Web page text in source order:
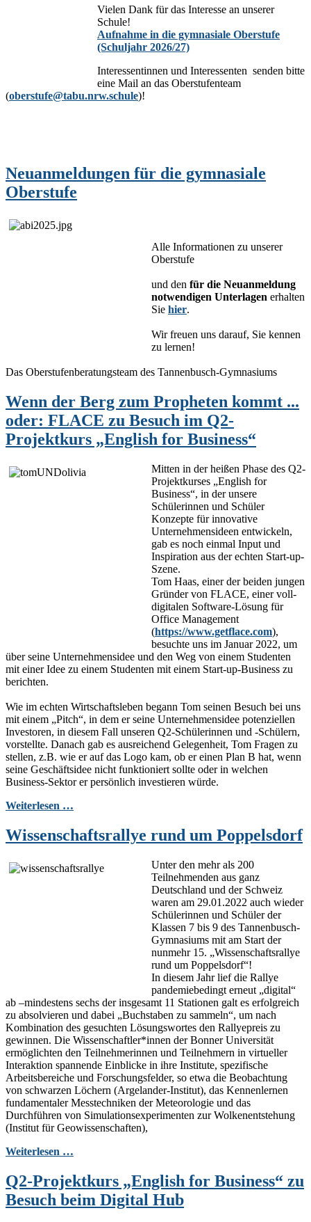
Vielen Dank für das Interesse an unserer
Schule!
Aufnahme in die gymnasiale Oberstufe
(Schuljahr 2026/27)
Interessentinnen und Interessenten senden bitte
eine Mail an das Oberstufenteam
(oberstufe@tabu.nrw.schule)!
Neuanmeldungen für die gymnasiale
Oberstufe
Alle Informationen zu unserer
Oberstufe
und den für die Neuanmeldung
notwendigen Unterlagen erhalten
Sie hier.
Wir freuen uns darauf, Sie kennen
zu lernen!
Das Oberstufenberatungsteam des Tannenbusch-Gymnasiums
Wenn der Berg zum Propheten kommt ...
oder: FLACE zu Besuch im Q2-
Projektkurs „English for Business“
Mitten in der heißen Phase des Q2-
Projektkurses „English for
Business“, in der unsere
Schülerinnen und Schüler
Konzepte für innovative
Unternehmensideen entwickeln,
gab es noch einmal Input und
Inspiration aus der echten Start-up-
Szene.
Tom Haas, einer der beiden jungen
Gründer von FLACE, einer voll-
digitalen Software-Lösung für
Office Management
(https://www.getflace.com),
besuchte uns im Januar 2022, um
über seine Unternehmensidee und den Weg von einem Studenten
mit einer Idee zu einem Studenten mit einem Start-up-Business zu
berichten.
Wie im echten Wirtschaftsleben begann Tom seinen Besuch bei uns
mit einem „Pitch“, in dem er seine Unternehmensidee potenziellen
Investoren, in diesem Fall unseren Q2-Schülerinnen und -Schülern,
vorstellte. Danach gab es ausreichend Gelegenheit, Tom Fragen zu
stellen, z.B. wie er auf das Logo kam, ob er einen Plan B hat, wenn
seine Geschäftsidee nicht funktioniert sollte oder in welchen
Business-Sektor er persönlich investieren würde.
Weiterlesen …
Wissenschaftsrallye rund um Poppelsdorf
Unter den mehr als 200
Teilnehmenden aus ganz
Deutschland und der Schweiz
waren am 29.01.2022 auch wieder
Schülerinnen und Schüler der
Klassen 7 bis 9 des Tannenbusch-
Gymnasiums mit am Start der
nunmehr 15. „Wissenschaftsrallye
rund um Poppelsdorf“!
In diesem Jahr lief die Rallye
pandemiebedingt erneut „digital“
ab –mindestens sechs der insgesamt 11 Stationen galt es erfolgreich
zu absolvieren und dabei „Buchstaben zu sammeln“, um nach
Kombination des gesuchten Lösungswortes den Rallyepreis zu
gewinnen. Die Wissenschaftler*innen der Bonner Universität
ermöglichten den Teilnehmerinnen und Teilnehmern in virtueller
Interaktion spannende Einblicke in ihre Institute, spezifische
Arbeitsbereiche und Forschungsfelder, so etwa die Beobachtung
von schwarzen Löchern (Argelander-Institut), das Kennenlernen
fundamentaler Messtechniken der Meteorologie und das
Durchführen von Simulationsexperimenten zur Wolkenentstehung
(Institut für Geowissenschaften),
Weiterlesen …
Q2-Projektkurs „English for Business“ zu
Besuch beim Digital Hub